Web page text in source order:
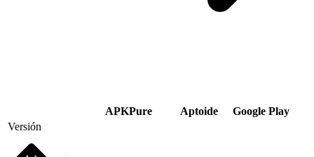
APKPure Aptoide
Google Play
Versión